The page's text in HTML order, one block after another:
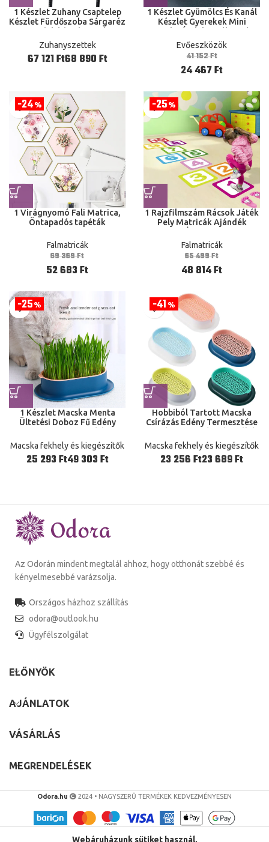
1 Készlet Zuhany Csaptelep
Készlet Fürdőszoba Sárgaréz
Zuhanycsap Fekete Fej
Falkeverő a
Zuhanyszettek
Ft Ft
1 Készlet Gyümölcs És Kanál
Készlet Gyerekek Mini
ek Torta Desszert Étele Párt
Dekoráció
Evőeszközök
41 152Ft
24 467Ft
24%
1 Virágnyomó Fali Matrica,
Öntapadós tapéták
Dekoráció Virág os
Hatszögletű Keret
Falmatricák
69 369Ft
52 683Ft
25%
1 Rajzfilmszám Rácsok Játék
Pely Matricák Ajándék
Falmatricák
65 499Ft
48 814Ft
25%
1 Készlet Macska Menta
Ültetési Doboz Fű Edény
Ültető Tál
Macska fekhely és kiegészítők
Ft Ft
41%
Hobbiból Tartott Macska
Csírázás Edény Termesztése
Üvegházhatás Box 1 Készlet
Macska fekhely és kiegészítők
Ft Ft
Az Odorán mindent megtalál ahhoz, hogy otthonát szebbé és
kényelmesebbé varázsolja.
Országos házhoz szállítás
odora@outlook.hu
Ügyfélszolgálat
ELŐNYÖK
AJÁNLATOK
VÁSÁRLÁS
MEGRENDELÉSEK
Odora.hu 2024 • NAGYSZERŰ TERMÉKEK KEDVEZMÉNYESEN
Webáruházunk sütiket használ.